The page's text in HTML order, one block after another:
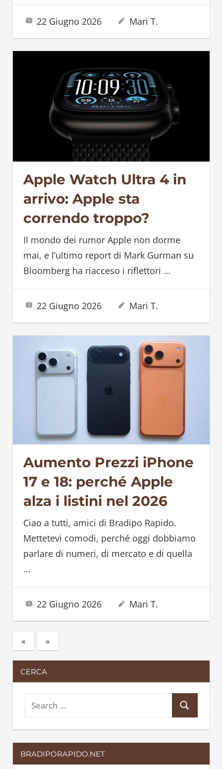
22 Giugno 2026 Mari T.
Apple Watch Ultra 4 in
arrivo: Apple sta
correndo troppo?
Il mondo dei rumor Apple non dorme
mai, e l’ultimo report di Mark Gurman su
Bloomberg ha riacceso i riflettori …
22 Giugno 2026 Mari T.
Aumento Prezzi iPhone
17 e 18: perché Apple
alza i listini nel 2026
Ciao a tutti, amici di Bradipo Rapido.
Mettetevi comodi, perché oggi dobbiamo
parlare di numeri, di mercato e di quella
…
22 Giugno 2026 Mari T.
Paginazione
degli
articoli
«PreviousNext
»
CERCA
e
a
r
c
e
a
BRADIPORAPIDO.NET